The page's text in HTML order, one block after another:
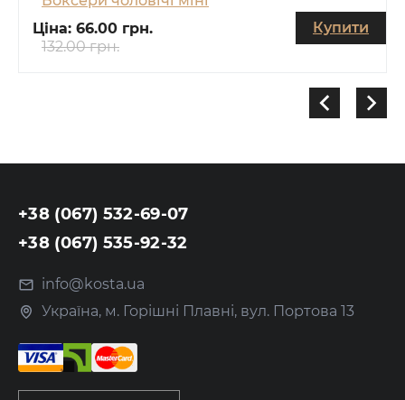
Ціна: 66.00 грн.
132.00 грн.
Купити
+38 (067) 532-69-07
+38 (067) 535-92-32
info@kosta.ua
Україна, м. Горішні Плавні, вул. Портова 13